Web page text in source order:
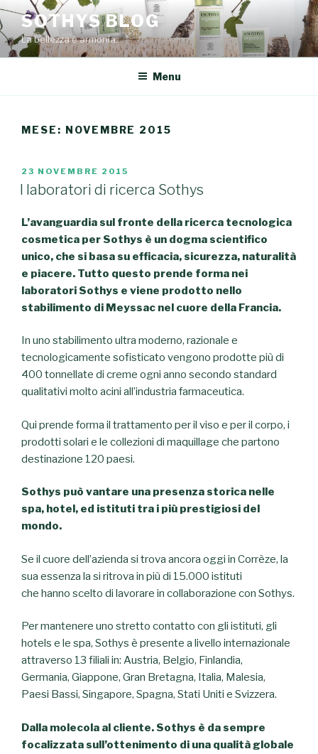
Salta
al
contenuto
SOTHYS BLOG
La bellezza è armonia.
Menu
MESE: NOVEMBRE 2015
PUBBLICATO
IL
23 NOVEMBRE 2015
I laboratori di ricerca Sothys
L’avanguardia sul fronte della ricerca tecnologica
cosmetica per Sothys è un dogma scientifico
unico, che si basa su efficacia,sicurezza, naturalità
e piacere. Tutto questo prende forma nei
laboratori Sothys e viene prodotto nello
stabilimento di Meyssac nel cuore della Francia.
In uno stabilimento ultra moderno, razionale e
tecnologicamente sofisticato vengono prodotte più di
400 tonnellate di creme ogni anno secondo standard
qualitativi molto acini all’industria farmaceutica.
Qui prende forma il trattamento per il viso e per il corpo, i
prodotti solari e le collezioni di maquillage che partono
destinazione 120 paesi.
Sothys può vantare una presenza storica nelle
spa, hotel, ed istituti tra i più prestigiosi del
mondo.
Se il cuore dell’azienda si trova ancora oggi in Corrèze, la
sua essenza la si ritrova in più di 15.000 istituti
che hanno scelto di lavorare in collaborazione con Sothys.
Per mantenere uno stretto contatto con gli istituti, gli
hotels e le spa, Sothys è presente a livello internazionale
attraverso 13 filiali in: Austria, Belgio, Finlandia,
Germania, Giappone, Gran Bretagna, Italia, Malesia,
Paesi Bassi, Singapore, Spagna, Stati Uniti e Svizzera.
Dalla molecola al cliente. Sothys è da sempre
focalizzata sull’ottenimento di una qualità globale